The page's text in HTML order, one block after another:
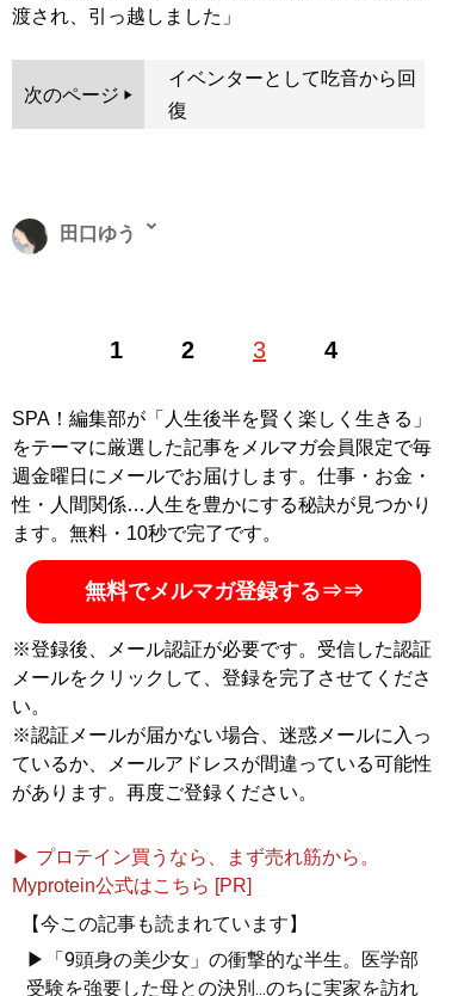
渡され、引っ越しました」
次のページ
イベンターとして吃音から回
復
1 2 3 4
田口ゆう
済学部経営学科卒。「認知症」「介護虐待」「障害者支
にする社会課題を中心に取材する。文春オンライン・週
刊プレイボーイ・LIFULL介護などで連載・寄稿中。『認
知症が見る世界』（竹書房・2023年）原作者
記事一覧へ
SPA！編集部が「人生後半を賢く楽しく生きる」
をテーマに厳選した記事をメルマガ会員限定で毎
週金曜日にメールでお届けします。仕事・お金・
性・人間関係…人生を豊かにする秘訣が見つかり
ます。無料・10秒で完了です。
無料でメルマガ登録する⇒⇒
※登録後、メール認証が必要です。受信した認証
メールをクリックして、登録を完了させてくださ
い。
※認証メールが届かない場合、迷惑メールに入っ
ているか、メールアドレスが間違っている可能性
があります。再度ご登録ください。
▶ プロテイン買うなら、まず売れ筋から。
Myprotein公式はこちら [PR]
【今この記事も読まれています】
▶「9頭身の美少女」の衝撃的な半生。医学部
受験を強要した母との決別...のちに実家を訪れ